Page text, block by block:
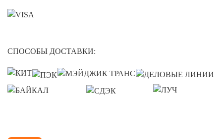
СПОСОБЫ ДОСТАВКИ: